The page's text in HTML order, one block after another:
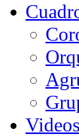
Videos